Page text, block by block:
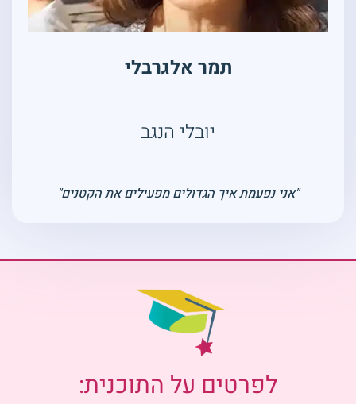
תמר אלגרבלי
יובלי הנגב
"אני נפעמת איך הגדולים מפעילים את הקטנים"
לפרטים על התוכנית: